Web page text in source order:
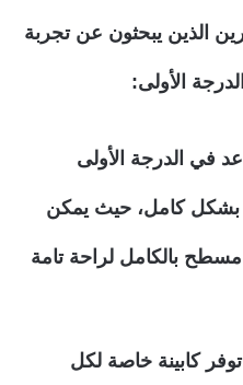
الذين يبحثون عن تجربة
الأولى:
في الدرجة الأولى
بشكل كامل، حيث يمكن
بالكامل لراحة تامة
توفر كابينة خاصة لكل